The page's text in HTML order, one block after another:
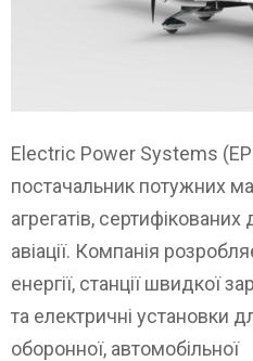
Electric Power Systems
постачальник потужних
агрегатів,
авіації. Компанія
енергії, станції швидкої
та електричні установки
оборонної, автомобільної